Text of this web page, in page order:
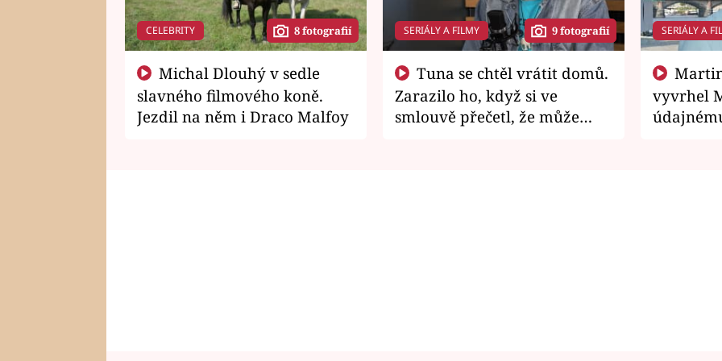
CELEBRITY 8 fotografií
slavného filmového koně.
Jezdil na něm i Draco Malfoy
SERIÁLY A FILMY 9 fotografií
Zarazilo ho, když si ve
smlouvě přečetl, že může
SERIÁLY A
vyvrhel